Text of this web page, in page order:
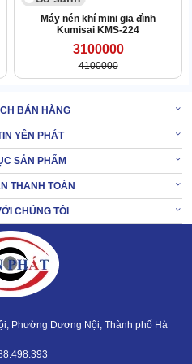
các linh kiện điện tử bên trong
D-1 đều được hoàn thiện
chất hay chịu va đập mạnh,
tốt.
thiết bị được duy trì bền bỉ qua
Máy nén khí mini gia đình
Kumisai KMS-224
3100000
4100000
BÁN HÀNG
YÊN PHÁT
SẢN PHẨM
THANH TOÁN
CHÚNG TÔI
Phường Dương Nội, Thành phố Hà